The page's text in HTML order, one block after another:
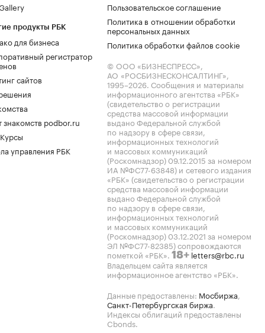
продукты РБК
для бизнеса
регистратор
сайтов
знакомств podbor.ru
управления РБК
Пользовательское соглашение
Политика в отношении обработки
персональных данных
Политика обработки файлов cookie
© ООО «БИЗНЕСПРЕСС»,
АО «РОСБИЗНЕСКОНСАЛТИНГ»,
1995–2026. Сообщения и материалы
информационного агентства «РБК»
(свидетельство о регистрации
средства массовой информации
выдано Федеральной службой
по надзору в сфере связи,
информационных технологий
и массовых коммуникаций
(Роскомнадзор) 09.12.2015 за номером
ИА №ФС77-63848) и сетевого издания
«РБК» (свидетельство о регистрации
средства массовой информации
выдано Федеральной службой
по надзору в сфере связи,
информационных технологий
и массовых коммуникаций
(Роскомнадзор) 03.12.2021 за номером
ЭЛ №ФС77-82385) сопровождаются
пометкой «РБК». 18+ letters@rbc.ru
Владельцем сайта является
информационное агентство «РБК».
Данные предоставлены: Мосбиржа,
Санкт-Петербургская биржа.
Индексы облигаций предоставлены
Cbonds.